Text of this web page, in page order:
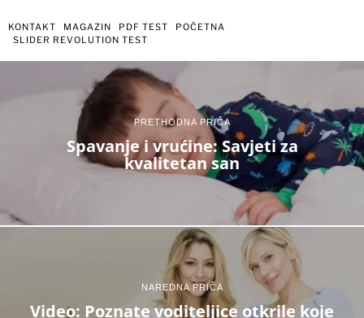
KONTAKT MAGAZIN PDF TEST
POČETNA
SLIDER REVOLUTION TEST
PRETHODNA PRIČA
Spavanje i vrućine: Savjeti za
kvalitetan san
NAREDNA PRIČA
Video: Poznate voditeljice otkrile koje